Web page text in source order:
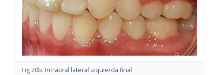
Fig 20b. Intraoral lateral izquierda final